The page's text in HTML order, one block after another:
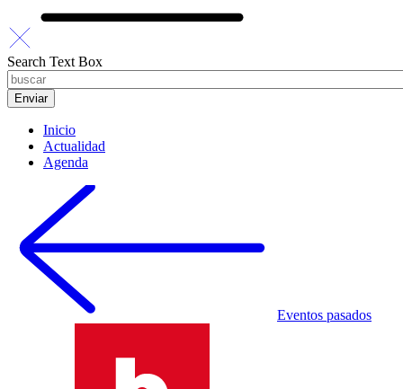
Search Text Box
Inicio
Actualidad
Agenda
Eventos pasados